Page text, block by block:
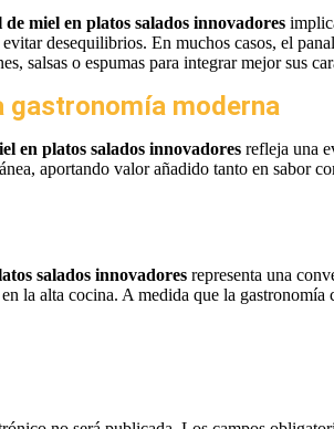
de miel en platos salados innovadores
desequilibrios. En muchos casos, el
salsas o espumas para integrar mejor sus
gastronomía moderna
en platos salados innovadores refleja una
aportando valor añadido tanto en sabor
salados innovadores representa una
la alta cocina. A medida que la